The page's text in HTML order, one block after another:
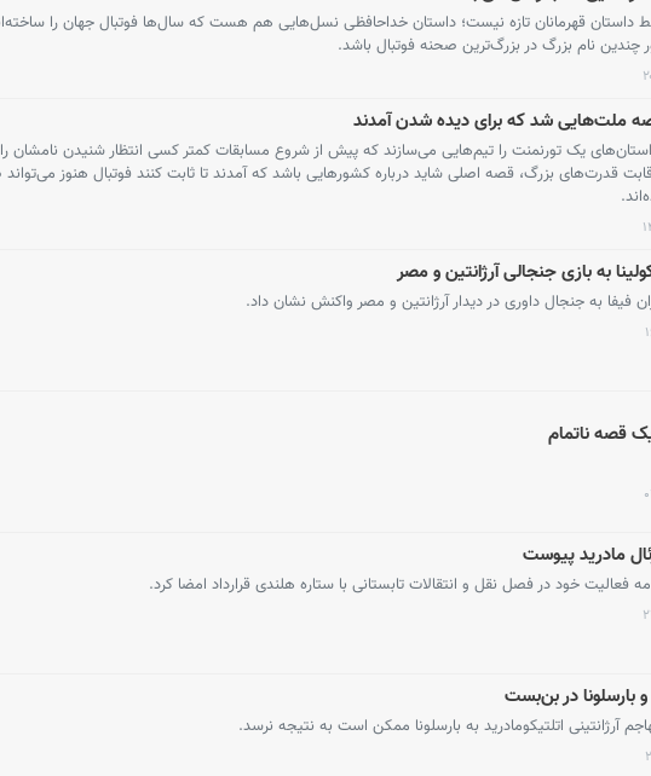
چندین نام بزرگ در بزرگ‌ترین صحنه فوتبال باشد.
ملت‌هایی شد که برای دیده شدن آمدند
یک تورنمنت را تیم‌هایی می‌سازند که پیش از شروع مسابقات کمتر کسی انتظار شنیدن نامشان
رقابت قدرت‌های بزرگ، قصه اصلی شاید درباره کشورهایی باشد که آمدند تا ثابت کنند فوتبال هنوز
به بازی جنجالی آرژانتین و مصر
فیفا به جنجال داوری در دیدار آرژانتین و مصر واکنش نشان داد.
قصه ناتمام
مادرید پیوست
فعالیت خود در فصل نقل و انتقالات تابستانی با ستاره هلندی قرارداد امضا کرد.
بارسلونا در بن‌بست
آرژانتینی اتلتیکومادرید به بارسلونا ممکن است به نتیجه نرسد.